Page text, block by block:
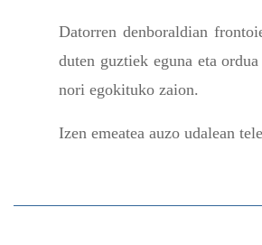
Datorren denboraldian
duten guztiek eguna eta
nori egokituko zaion.
Izen emeatea auzo udalean